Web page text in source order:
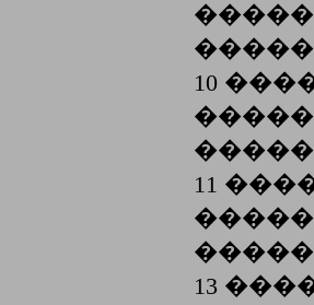
10
11
13